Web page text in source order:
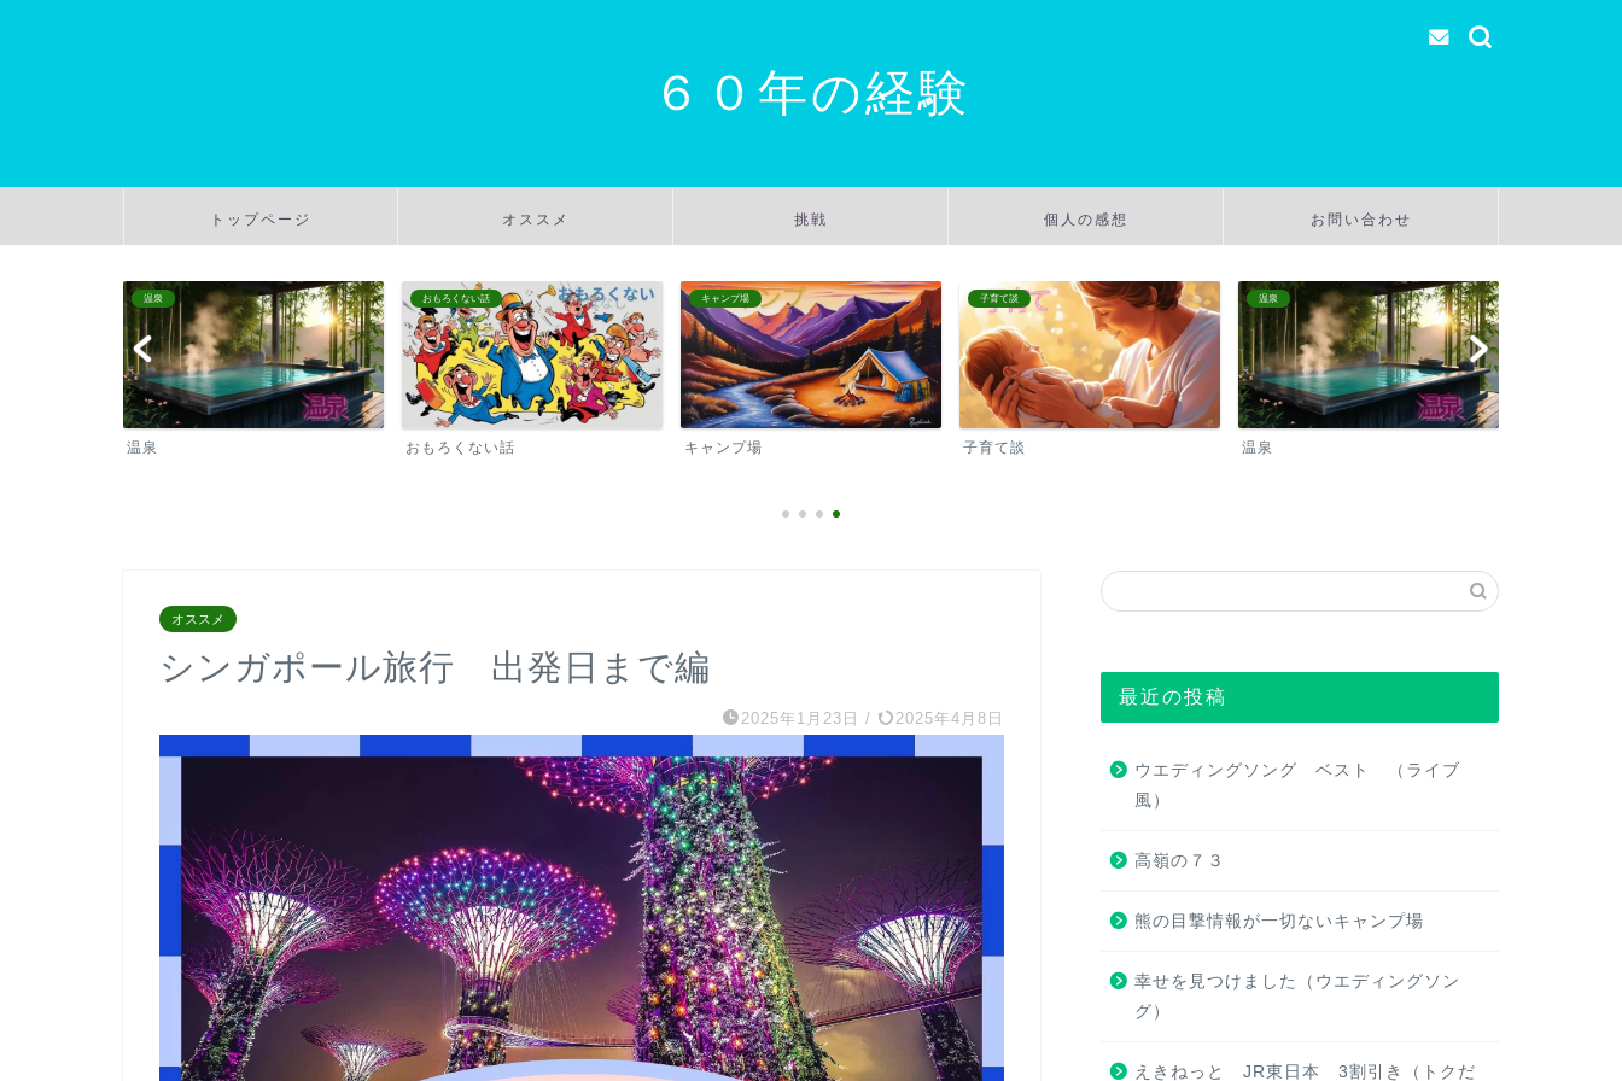
６０年の経験
トップページ オススメ 挑戦 個人の感想 お問い合わせ
温泉
温泉
おもろくない話
おもろくない話
キャンプ場
キャンプ場
子育て談
子育て談
温泉
温泉
オススメ
シンガポール旅行 出発日まで編
2025年1月23日 / 2025年4月8日
最近の投稿
ウエディングソング ベスト （ライブ
風）
高嶺の７３
熊の目撃情報が一切ないキャンプ場
幸せを見つけました（ウエディングソン
グ）
えきねっと JR東日本 3割引き（トクだ